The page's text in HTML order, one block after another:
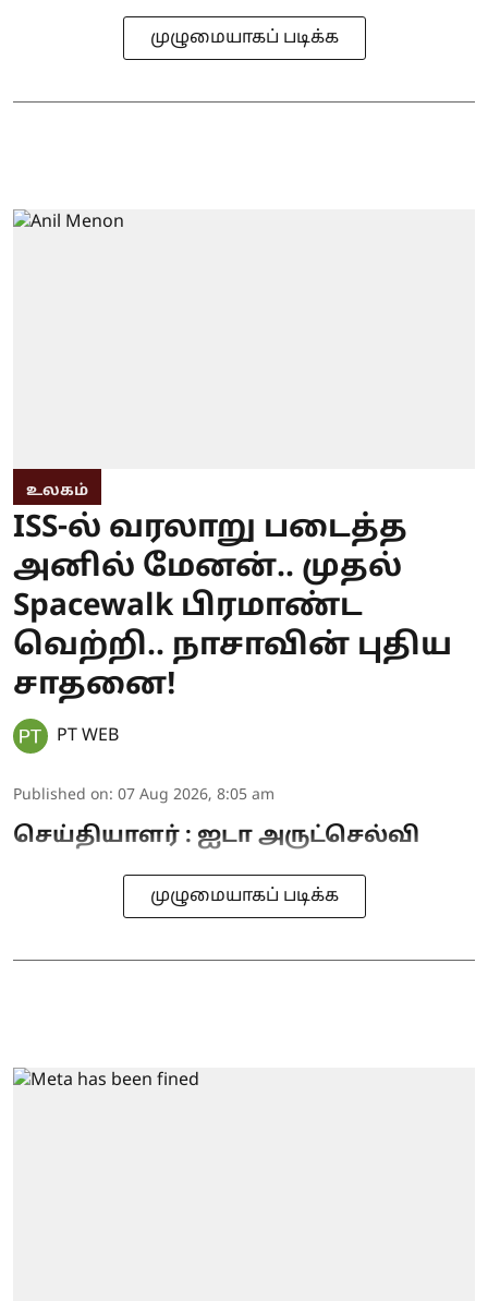
முழுமையாகப் படிக்க
உலகம்
ISS-ல் வரலாறு படைத்த
அனில் மேனன்.. முதல்
Spacewalk பிரமாண்ட
வெற்றி.. நாசாவின் புதிய
சாதனை!
PT WEB
Published on: 07 Aug 2026, 8:05 am
செய்தியாளர் : ஐடா அருட்செல்வி
முழுமையாகப் படிக்க